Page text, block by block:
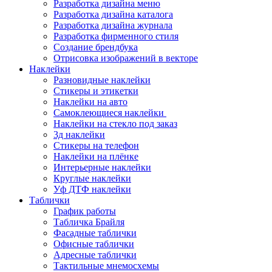
Разработка дизайна меню
Разработка дизайна каталога
Разработка дизайна журнала
Разработка фирменного стиля
Создание брендбука
Отрисовка изображений в векторе
Наклейки
Разновидные наклейки
Стикеры и этикетки
Наклейки на авто
Самоклеющиеся наклейки
Наклейки на стекло под заказ
3д наклейки
Cтикеры на телефон
Наклейки на плёнке
Интерьерные наклейки
Круглые наклейки
Уф ДТФ наклейки
Таблички
График работы
Табличка Брайля
Фасадные таблички
Офисные таблички
Адресные таблички
Тактильные мнемосхемы